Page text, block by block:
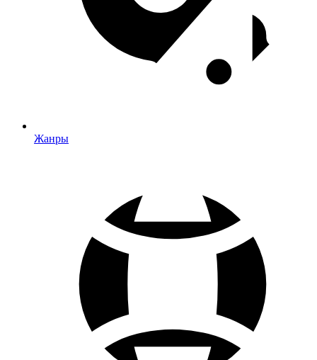
Жанры